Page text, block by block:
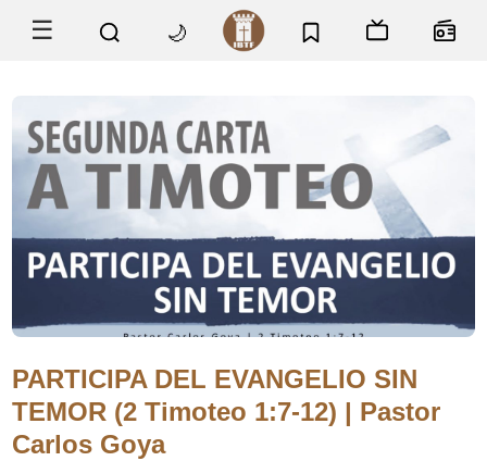
☰ 🌙
PARTICIPA DEL EVANGELIO SIN
TEMOR (2 Timoteo 1:7-12) | Pastor
Carlos Goya